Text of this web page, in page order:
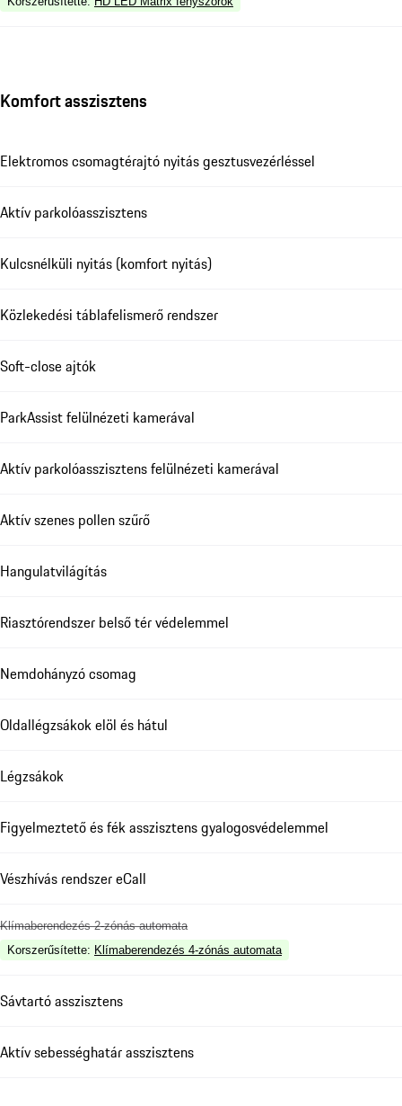
Komfort asszisztens
Elektromos csomagtérajtó nyitás gesztusvezérléssel
Aktív parkolóasszisztens
Kulcsnélküli nyitás (komfort nyitás)
Közlekedési táblafelismerő rendszer
Soft-close ajtók
ParkAssist felülnézeti kamerával
Aktív parkolóasszisztens felülnézeti kamerával
Aktív szenes pollen szűrő
Hangulatvilágítás
Riasztórendszer belső tér védelemmel
Nemdohányzó csomag
Oldallégzsákok elöl és hátul
Légzsákok
Figyelmeztető és fék asszisztens gyalogosvédelemmel
Vészhívás rendszer eCall
Klímaberendezés 2-zónás automata
Korszerűsítette: Klímaberendezés 4-zónás automata
Sávtartó asszisztens
Aktív sebességhatár asszisztens